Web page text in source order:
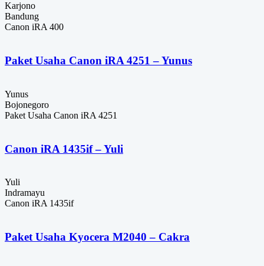
Karjono
Bandung
Canon iRA 400
Paket Usaha Canon iRA 4251 – Yunus
Yunus
Bojonegoro
Paket Usaha Canon iRA 4251
Canon iRA 1435if – Yuli
Yuli
Indramayu
Canon iRA 1435if
Paket Usaha Kyocera M2040 – Cakra